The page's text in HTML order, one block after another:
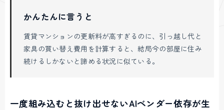
かんたんに言うと
賃貸マンションの更新料が高すぎるのに、引っ越し代と
家具の買い替え費用を計算すると、結局今の部屋に住み
続けるしかないと諦める状況に似ている。
一度組み込むと抜け出せないAIベンダー依存が生